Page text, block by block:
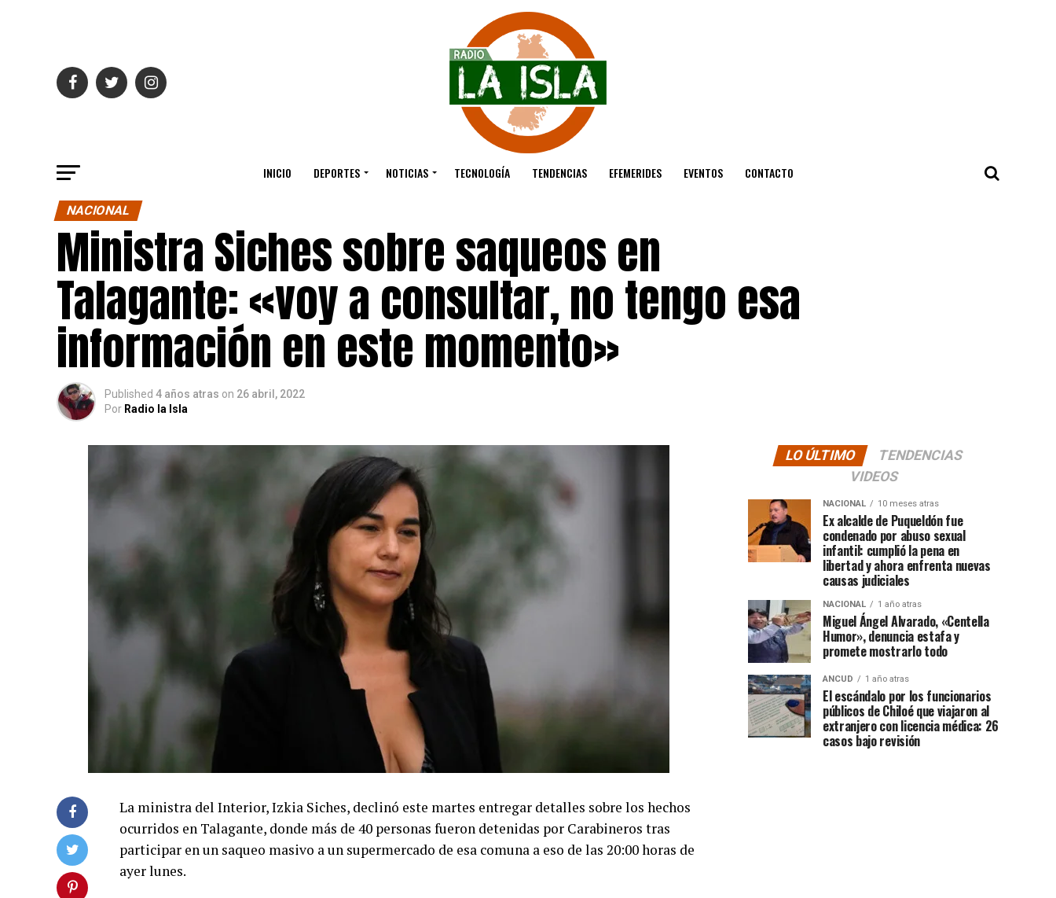
INICIO DEPORTES NOTICIAS TECNOLOGÍA TENDENCIAS EFEMERIDES EVENTOS CONTACTO
NACIONAL
Ministra Siches sobre saqueos en
Talagante: «voy a consultar, no tengo esa
información en este momento»
Published 4 años atras on 26 abril, 2022
Por Radio la Isla
La ministra del Interior, Izkia Siches, declinó este martes entregar detalles sobre los hechos
ocurridos en Talagante, donde más de 40 personas fueron detenidas por Carabineros tras
participar en un saqueo masivo a un supermercado de esa comuna a eso de las 20:00 horas de
ayer lunes.
LO ÚLTIMO
TENDENCIAS
VIDEOS
NACIONAL 10 meses atras
Ex alcalde de Puqueldón fue
condenado por abuso sexual
infantil: cumplió la pena en
libertad y ahora enfrenta nuevas
causas judiciales
NACIONAL 1 año atras
Miguel Ángel Alvarado, «Centella
Humor», denuncia estafa y
promete mostrarlo todo
ANCUD 1 año atras
El escándalo por los funcionarios
públicos de Chiloé que viajaron al
extranjero con licencia médica: 26
casos bajo revisión